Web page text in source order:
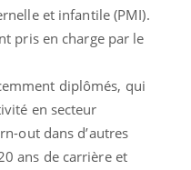
et infantile (PMI).
pris en charge par le
diplômés, qui
en secteur
out dans d’autres
ans de carrière et